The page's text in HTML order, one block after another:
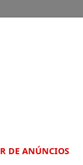
FEDERAL
DE ANÚNCIOS